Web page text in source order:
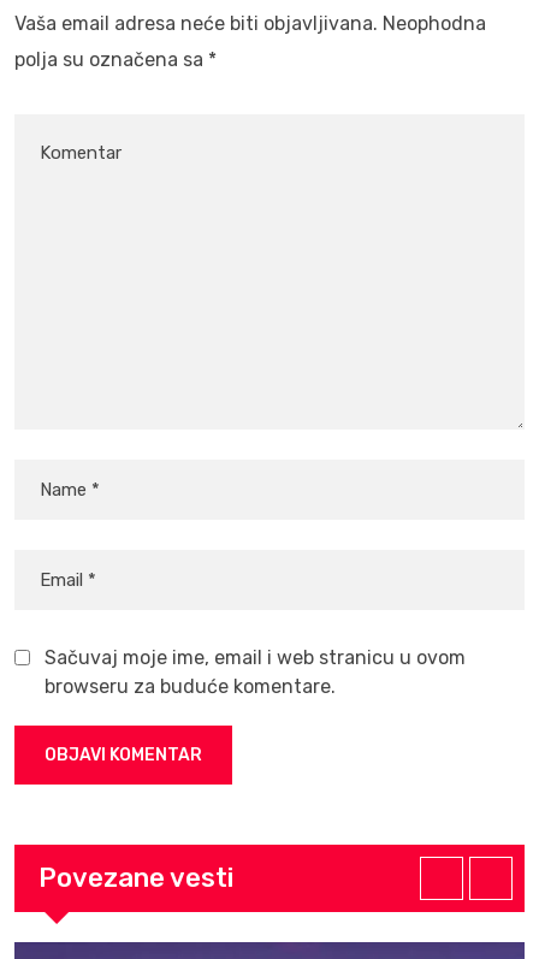
Vaša email adresa neće biti objavljivana. Neophodna
polja su označena sa *
Sačuvaj moje ime, email i web stranicu u ovom
browseru za buduće komentare.
Povezane vesti